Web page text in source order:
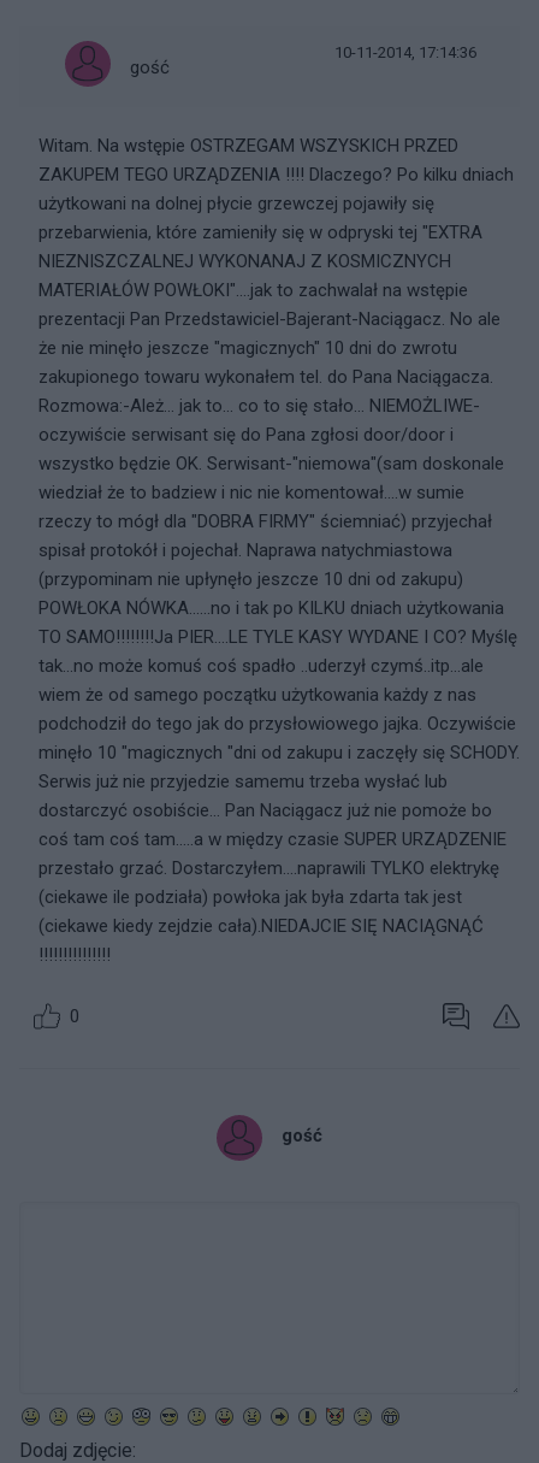
gość
10-11-2014, 17:14:36
Witam. Na wstępie OSTRZEGAM WSZYSKICH PRZED
ZAKUPEM TEGO URZĄDZENIA !!!! Dlaczego? Po kilku dniach
użytkowani na dolnej płycie grzewczej pojawiły się
przebarwienia, które zamieniły się w odpryski tej "EXTRA
NIEZNISZCZALNEJ WYKONANAJ Z KOSMICZNYCH
MATERIAŁÓW POWŁOKI"....jak to zachwalał na wstępie
prezentacji Pan Przedstawiciel-Bajerant-Naciągacz. No ale
że nie minęło jeszcze "magicznych" 10 dni do zwrotu
zakupionego towaru wykonałem tel. do Pana Naciągacza.
Rozmowa:-Ależ... jak to... co to się stało... NIEMOŻLIWE-
oczywiście serwisant się do Pana zgłosi door/door i
wszystko będzie OK. Serwisant-"niemowa"(sam doskonale
wiedział że to badziew i nic nie komentował....w sumie
rzeczy to mógł dla "DOBRA FIRMY" ściemniać) przyjechał
spisał protokół i pojechał. Naprawa natychmiastowa
(przypominam nie upłynęło jeszcze 10 dni od zakupu)
POWŁOKA NÓWKA......no i tak po KILKU dniach użytkowania
TO SAMO!!!!!!!!Ja PIER....LE TYLE KASY WYDANE I CO? Myślę
tak...no może komuś coś spadło ..uderzył czymś..itp...ale
wiem że od samego początku użytkowania każdy z nas
podchodził do tego jak do przysłowiowego jajka. Oczywiście
minęło 10 "magicznych "dni od zakupu i zaczęły się SCHODY.
Serwis już nie przyjedzie samemu trzeba wysłać lub
dostarczyć osobiście... Pan Naciągacz już nie pomoże bo
coś tam coś tam.....a w między czasie SUPER URZĄDZENIE
przestało grzać. Dostarczyłem....naprawili TYLKO elektrykę
(ciekawe ile podziała) powłoka jak była zdarta tak jest
(ciekawe kiedy zejdzie cała).NIEDAJCIE SIĘ NACIĄGNĄĆ
!!!!!!!!!!!!!!!
0
gość
Dodaj zdjęcie: